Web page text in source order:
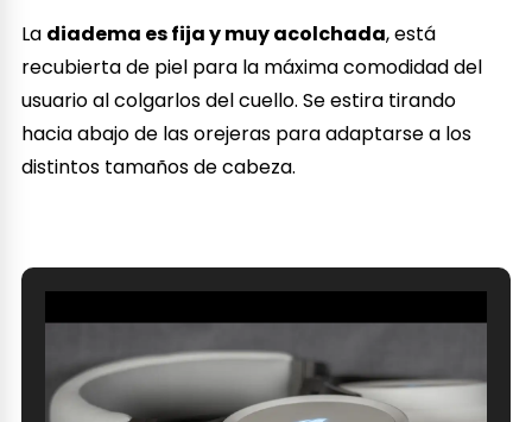
La diadema es fija y muy acolchada, está
recubierta de piel para la máxima comodidad del
usuario al colgarlos del cuello. Se estira tirando
hacia abajo de las orejeras para adaptarse a los
distintos tamaños de cabeza.